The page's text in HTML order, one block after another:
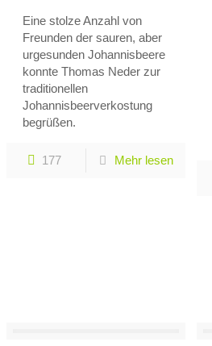
Eine stolze Anzahl von
Freunden der sauren, aber
urgesunden Johannisbeere
konnte Thomas Neder zur
traditionellen
Johannisbeerverkostung
begrüßen.
177 Mehr lesen